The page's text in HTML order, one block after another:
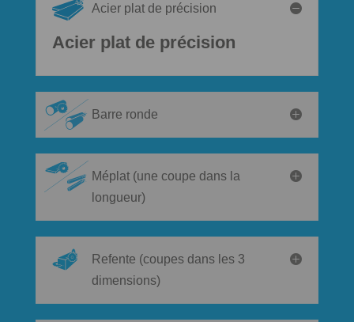
Acier plat de précision
Acier plat de précision
Barre ronde
Méplat (une coupe dans la
longueur)
Refente (coupes dans les 3
dimensions)